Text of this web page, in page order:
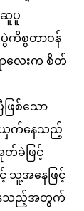
ဆူပူ
ပွဲကိစွတာဝန်
လေးက စိတ်
ြစ်သော
ယှက်နေသည့်
တ်ခဲဖြင့်
သူ့အနေဖြင့်
နေသည့်အတွက်